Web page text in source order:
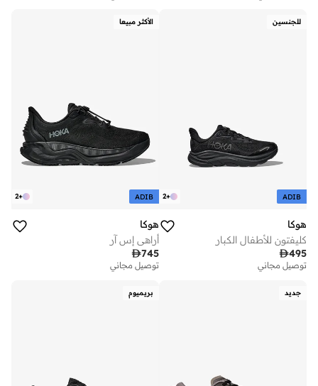
للجنسين
+
2 ADIB
هوكا
كليفتون للأطفال الكبار
495
توصيل مجاني
الأكثر مبيعا
+
2 ADIB
هوكا
أراهي إس آر
745
توصيل مجاني
جديد بريميوم